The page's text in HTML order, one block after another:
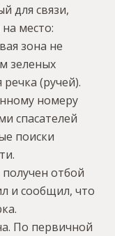
для связи,
место:
зона не
зеленых
(ручей).
номеру
спасателей
поиски
отбой
и сообщил, что
По первичной